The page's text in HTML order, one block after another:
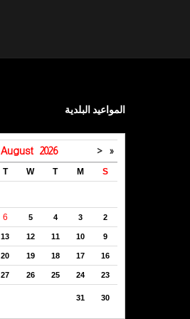
المواعيد البلدية
«
<
August 2026
S
M
T
W
T
2
3
4
5
6
9
10
11
12
13
16
17
18
19
20
23
24
25
26
27
30
31